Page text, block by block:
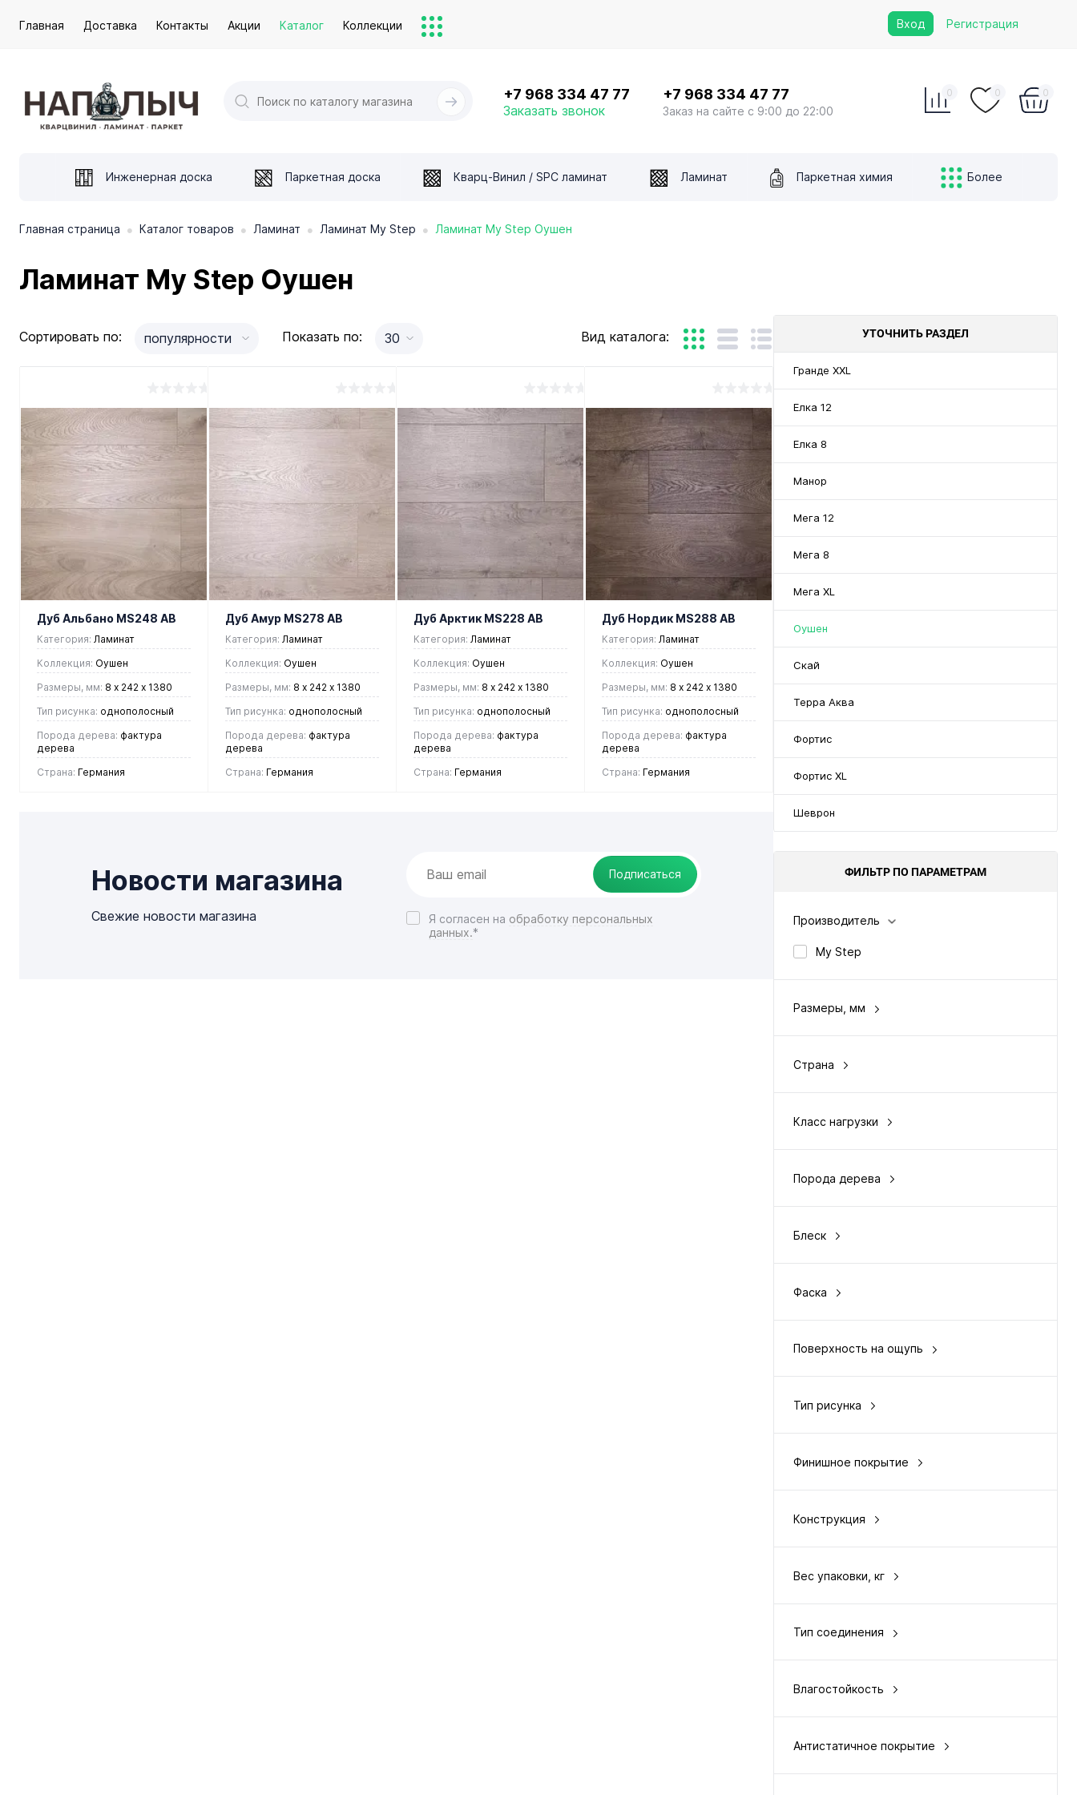
Главная Доставка Контакты Акции Каталог Коллекции Вход Регистрация
+7 968 334 47 77
Заказать звонок
+7 968 334 47 77
Заказ на сайте с 9:00 до 22:00
0 0 0
Инженерная доска Паркетная доска Кварц-Винил / SPC ламинат Ламинат Паркетная химия Более
Главная страница • Каталог товаров • Ламинат • Ламинат My Step • Ламинат My Step Оушен
Ламинат My Step Оушен
УТОЧНИТЬ РАЗДЕЛ
Гранде XXL
Елка 12
Елка 8
Манор
Мега 12
Мега 8
Мега XL
Оушен
Скай
Терра Аква
Фортис
Фортис XL
Шеврон
ФИЛЬТР ПО ПАРАМЕТРАМ
Производитель
My Step
Размеры, мм
Страна
Класс нагрузки
Порода дерева
Блеск
Фаска
Поверхность на ощупь
Тип рисунка
Финишное покрытие
Конструкция
Вес упаковки, кг
Тип соединения
Влагостойкость
Антистатичное покрытие
Сортировать по: популярности Показать по: 30 Вид каталога:
Дуб Альбано MS248 AB
Категория: Ламинат
Коллекция: Оушен
Размеры, мм: 8 х 242 х 1380
Тип рисунка: однополосный
Порода дерева: фактура
дерева
Страна: Германия
В корзину
Купить в 1
Дуб Амур MS278 AB
Категория: Ламинат
Коллекция: Оушен
Размеры, мм: 8 х 242 х 1380
Тип рисунка: однополосный
Порода дерева: фактура
дерева
Страна: Германия
В корзину
Купить в 1
Дуб Арктик MS228 AB
Категория: Ламинат
Коллекция: Оушен
Размеры, мм: 8 х 242 х 1380
Тип рисунка: однополосный
Порода дерева: фактура
дерева
Страна: Германия
В корзину
Купить в 1
клик
Дуб Нордик MS288 AB
Категория: Ламинат
Коллекция: Оушен
Размеры, мм: 8 х 242 х 1380
Тип рисунка: однополосный
Порода дерева: фактура
дерева
Страна: Германия
В корзину
Купить в 1
Новости магазина
Свежие новости магазина
Подписаться
Я согласен на обработку персональных
данных.*